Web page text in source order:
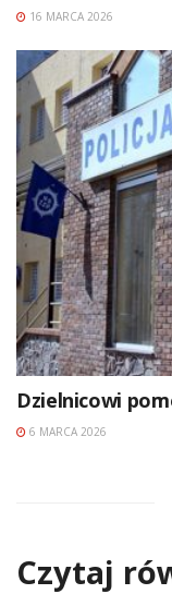
16 MARCA 2026
Dzielnicowi
6 MARCA 2026
Czytaj